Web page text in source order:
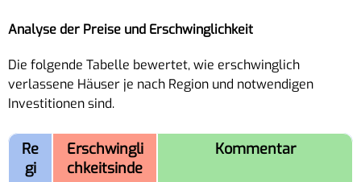
Analyse der Preise und Erschwinglichkeit
Die folgende Tabelle bewertet, wie erschwinglich
verlassene Häuser je nach Region und notwendigen
Investitionen sind.
Re
gi
Erschwingli
chkeitsinde
Kommentar